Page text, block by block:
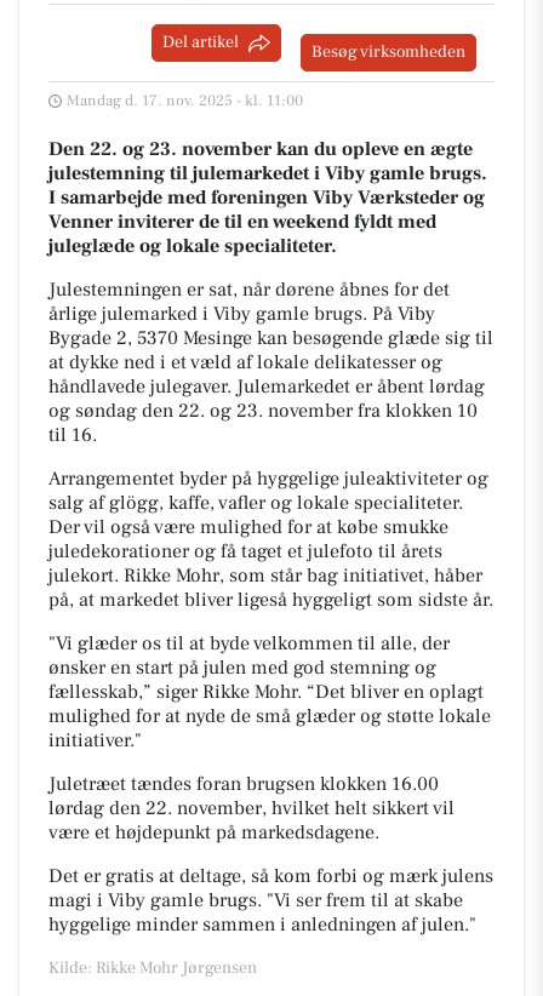
Del artikel Besøg virksomheden
Mandag d. 17. nov. 2025 - kl. 11:00
Den 22. og 23. november kan du opleve en ægte
julestemning til julemarkedet i Viby gamle brugs.
I samarbejde med foreningen Viby Værksteder og
Venner inviterer de til en weekend fyldt med
juleglæde og lokale specialiteter.
Julestemningen er sat, når dørene åbnes for det
årlige julemarked i Viby gamle brugs. På Viby
Bygade 2, 5370 Mesinge kan besøgende glæde sig til
at dykke ned i et væld af lokale delikatesser og
håndlavede julegaver. Julemarkedet er åbent lørdag
og søndag den 22. og 23. november fra klokken 10
til 16.
Arrangementet byder på hyggelige juleaktiviteter og
salg af glögg, kaffe, vafler og lokale specialiteter.
Der vil også være mulighed for at købe smukke
juledekorationer og få taget et julefoto til årets
julekort. Rikke Mohr, som står bag initiativet, håber
på, at markedet bliver ligeså hyggeligt som sidste år.
"Vi glæder os til at byde velkommen til alle, der
ønsker en start på julen med god stemning og
fællesskab,” siger Rikke Mohr. “Det bliver en oplagt
mulighed for at nyde de små glæder og støtte lokale
initiativer."
Juletræet tændes foran brugsen klokken 16.00
lørdag den 22. november, hvilket helt sikkert vil
være et højdepunkt på markedsdagene.
Det er gratis at deltage, så kom forbi og mærk julens
magi i Viby gamle brugs. "Vi ser frem til at skabe
hyggelige minder sammen i anledningen af julen."
Kilde: Rikke Mohr Jørgensen